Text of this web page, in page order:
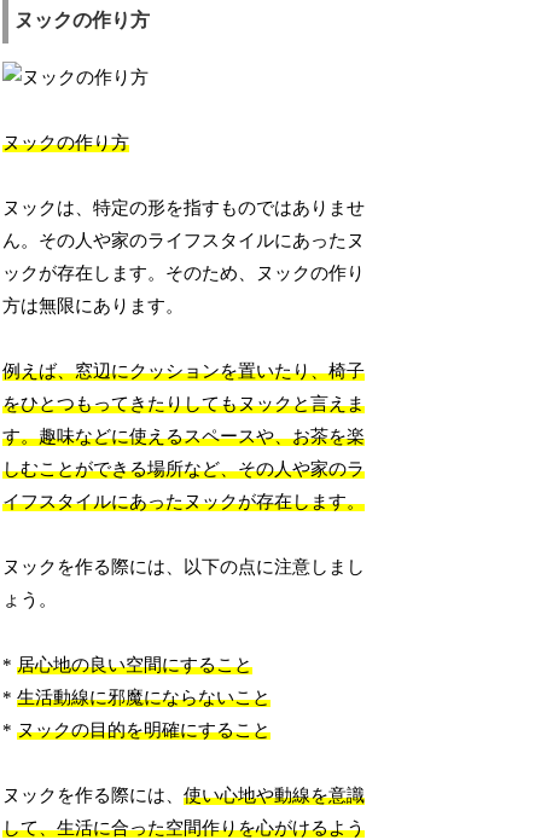
ヌックの作り方
ヌックの作り方
ヌックは、特定の形を指すものではありませ
ん。その人や家のライフスタイルにあったヌ
ックが存在します。そのため、ヌックの作り
方は無限にあります。
例えば、窓辺にクッションを置いたり、椅子
をひとつもってきたりしてもヌックと言えま
す。趣味などに使えるスペースや、お茶を楽
しむことができる場所など、その人や家のラ
イフスタイルにあったヌックが存在します。
ヌックを作る際には、以下の点に注意しまし
ょう。
*居心地の良い空間にすること
*生活動線に邪魔にならないこと
*ヌックの目的を明確にすること
ヌックを作る際には、使い心地や動線を意識
して、生活に合った空間作りを心がけるよう